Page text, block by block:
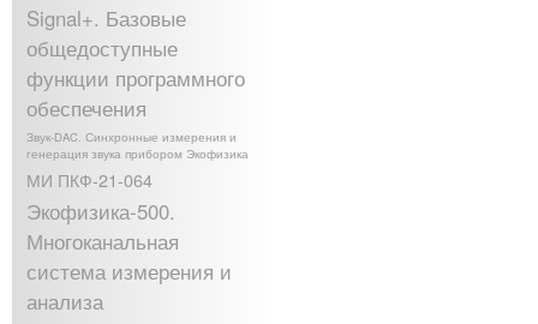
Signal+. Базовые
общедоступные
функции программного
обеспечения
Звук-DAC. Синхронные измерения и
генерация звука прибором Экофизика
МИ ПКФ-21-064
Экофизика-500.
Многоканальная
система измерения и
анализа